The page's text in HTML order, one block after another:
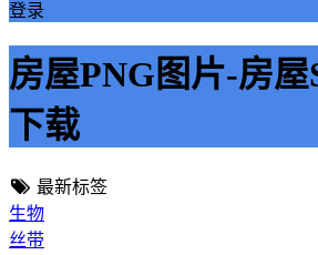
登录
房屋PNG图片-房
下载
最新标签
生物
丝带